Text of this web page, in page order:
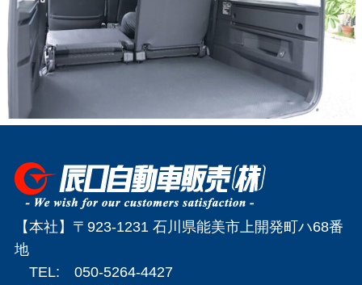
【本社】〒923-1231 石川県能美市上開発町ハ68番
地
TEL: 050-5264-4427